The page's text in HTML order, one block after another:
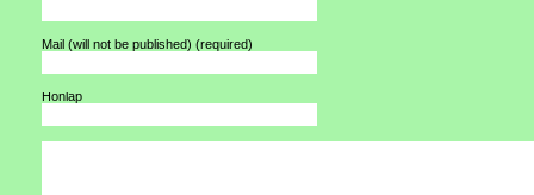
Mail (will not be published) (required)
Honlap